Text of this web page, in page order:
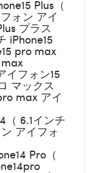
Plus（
ォン アイ
プラス
iPhone15
pro max
イフォン15
マックス
max アイ
（ 6.1インチ
アイフォ
Pro（